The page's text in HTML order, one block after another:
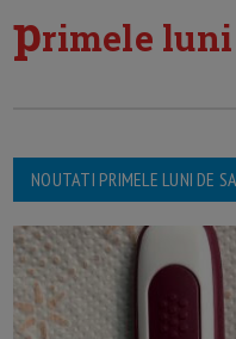
primele
NOUTATI PRIMELE LUNI DE